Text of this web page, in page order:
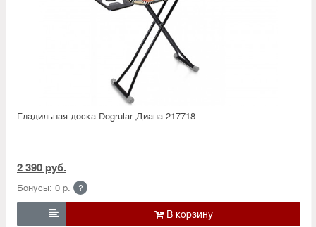
Гладильная доска Dogrular Диана 217718
2 390 руб.
Бонусы: 0 р. ?
